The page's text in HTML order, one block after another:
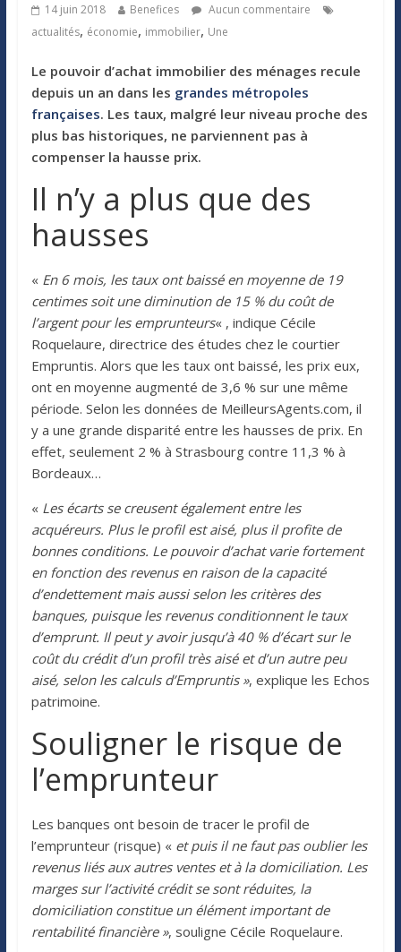
14 juin 2018 Benefices
Aucun commentaire
actualités, économie, immobilier, Une
Le pouvoir d’achat immobilier des ménages recule
depuis un an dans les grandes métropoles
françaises. Les taux, malgré leur niveau proche des
plus bas historiques, ne parviennent pas à
compenser la hausse prix.
Il n’y a plus que des
hausses
« En 6 mois, les taux ont baissé en moyenne de 19
centimes soit une diminution de 15 % du coût de
l’argent pour les emprunteurs« , indique Cécile
Roquelaure, directrice des études chez le courtier
Empruntis. Alors que les taux ont baissé, les prix eux,
ont en moyenne augmenté de 3,6 % sur une même
période. Selon les données de MeilleursAgents.com, il
y a une grande disparité entre les hausses de prix. En
effet, seulement 2 % à Strasbourg contre 11,3 % à
Bordeaux…
« Les écarts se creusent également entre les
acquéreurs. Plus le profil est aisé, plus il profite de
bonnes conditions. Le pouvoir d’achat varie fortement
en fonction des revenus en raison de la capacité
d’endettement mais aussi selon les critères des
banques, puisque les revenus conditionnent le taux
d’emprunt. Il peut y avoir jusqu’à 40 % d’écart sur le
coût du crédit d’un profil très aisé et d’un autre peu
aisé, selon les calculs d’Empruntis », explique les Echos
patrimoine.
Souligner le risque de
l’emprunteur
Les banques ont besoin de tracer le profil de
l’emprunteur (risque) « et puis il ne faut pas oublier les
revenus liés aux autres ventes et à la domiciliation. Les
marges sur l’activité crédit se sont réduites, la
domiciliation constitue un élément important de
rentabilité financière », souligne Cécile Roquelaure.